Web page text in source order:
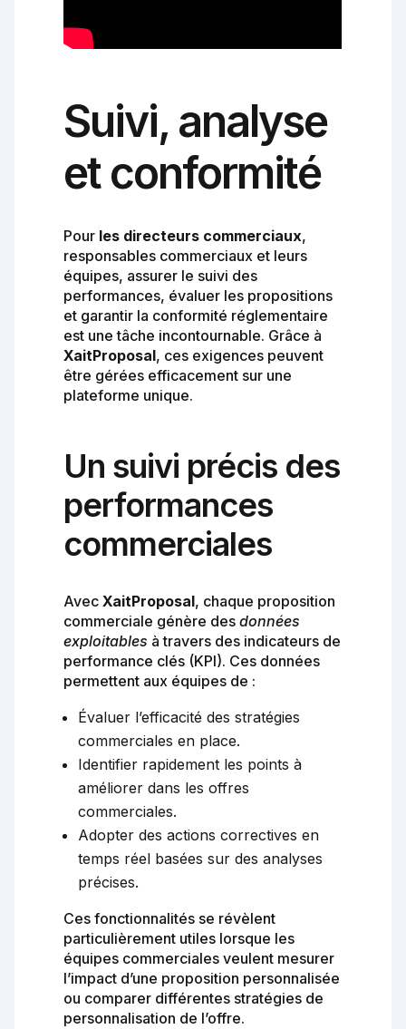
Suivi, analyse
et conformité
Pour les directeurs commerciaux,
responsables commerciaux et leurs
équipes, assurer le suivi des
performances, évaluer les propositions
et garantir la conformité réglementaire
est une tâche incontournable. Grâce à
XaitProposal, ces exigences peuvent
être gérées efficacement sur une
plateforme unique.
Un suivi précis des
performances
commerciales
AvecXaitProposal, chaque proposition
commerciale génère desdonnées
exploitables à travers des indicateurs de
performance clés (KPI). Ces données
permettent aux équipes de :
Évaluer l’efficacité des stratégies
commerciales en place.
Identifier rapidement les points à
améliorer dans les offres
commerciales.
Adopter des actions correctives en
temps réel basées sur des analyses
précises.
Ces fonctionnalités se révèlent
particulièrement utiles lorsque les
équipes commerciales veulent mesurer
l’impact d’une proposition personnalisée
ou comparer différentes stratégies de
personnalisation de l’offre.